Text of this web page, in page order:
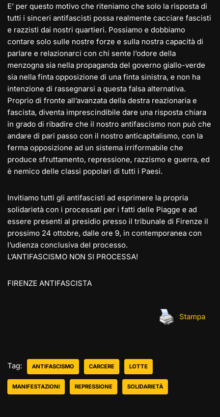
E’ per questo motivo che riteniamo che solo la risposta di
tutti i sinceri antifascisti possa realmente cacciare fascisti
e razzisti dai nostri quartieri. Possiamo e dobbiamo
contare solo sulle nostre forze e sulla nostra capacità di
parlare e relazionarci con chi sente l’odore della
menzogna sia nella propaganda del governo giallo-verde
sia nella finta opposizione di una finta sinistra, e non ha
intenzione di rassegnarsi a questa falsa alternativa.
Proprio di fronte all’avanzata della destra reazionaria e
fascista, diventa imprescindibile dare una risposta chiara
in grado di ribadire che il nostro antifascismo non può che
andare di pari passo con il nostro anticapitalismo, con la
ferma opposizione ad un sistema irriformabile che
produce sfruttamento, repressione, razzismo e guerra, ed
è nemico delle classi popolari di tutti i Paesi.
Invitiamo tutti gli antifascisti ad esprimere la propria
solidarietà con i processati per i fatti delle Piagge e ad
essere presenti al presidio presso il tribunale di Firenze il
prossimo 24 ottobre, dalle ore 9, in contemporanea con
l’udienza conclusiva del processo.
L’ANTIFASCISMO NON SI PROCESSA!
FIRENZE ANTIFASCISTA
Stampa
Tag: ANTIFASCISMO CARCERE LOTTE
MANIFESTAZIONI REPRESSIONE SOLIDARIETÀ